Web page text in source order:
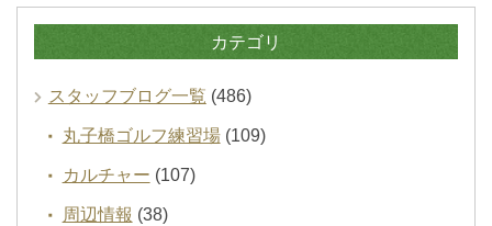
カテゴリ
スタッフブログ一覧 (486)
丸子橋ゴルフ練習場(109)
カルチャー (107)
周辺情報 (38)